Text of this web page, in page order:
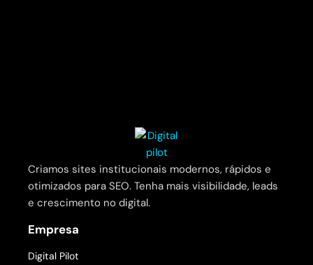
Criamos sites institucionais modernos, rápidos e
otimizados para SEO. Tenha mais visibilidade, leads
e crescimento no digital.
Empresa
Digital Pilot